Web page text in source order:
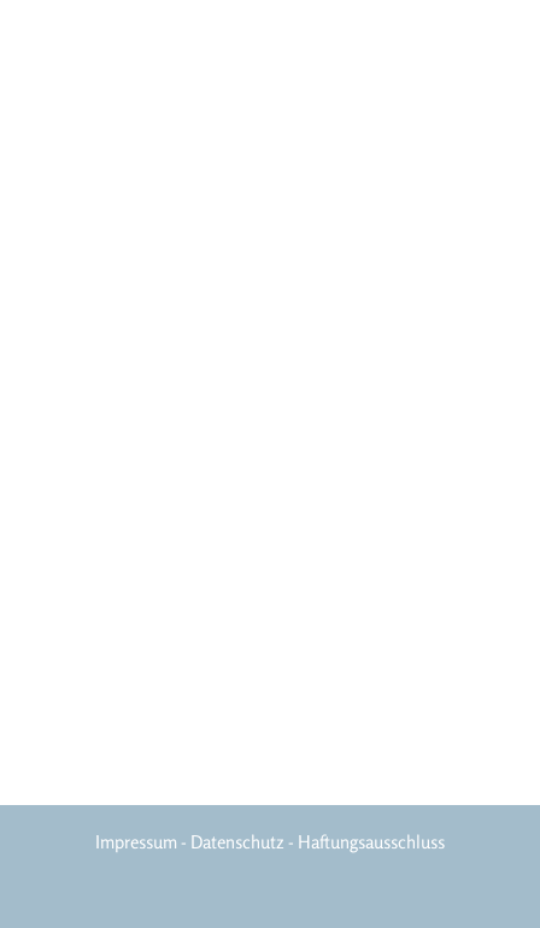
Impressum - Datenschutz - Haftungsausschluss